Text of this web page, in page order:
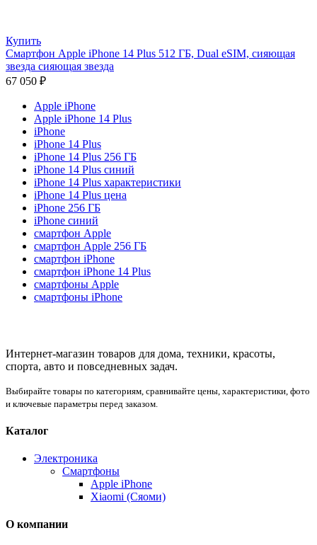
Купить
Смартфон Apple iPhone 14 Plus 512 ГБ, Dual eSIM, сияющая
звезда сияющая звезда
67 050 ₽
Apple iPhone
Apple iPhone 14 Plus
iPhone
iPhone 14 Plus
iPhone 14 Plus 256 ГБ
iPhone 14 Plus синий
iPhone 14 Plus характеристики
iPhone 14 Plus цена
iPhone 256 ГБ
iPhone синий
смартфон Apple
смартфон Apple 256 ГБ
смартфон iPhone
смартфон iPhone 14 Plus
смартфоны Apple
смартфоны iPhone
Интернет-магазин товаров для дома, техники, красоты,
спорта, авто и повседневных задач.
Выбирайте товары по категориям, сравнивайте цены, характеристики, фото
и ключевые параметры перед заказом.
Каталог
Электроника
Смартфоны
Apple iPhone
Xiaomi (Сяоми)
О компании